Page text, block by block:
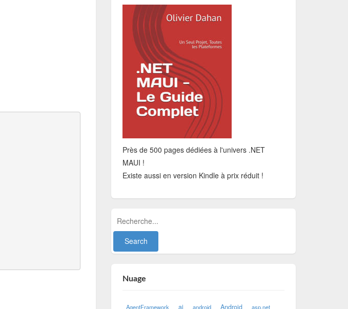
Près de 500 pages dédiées à l'univers .NET
MAUI !
Existe aussi en version Kindle à prix réduit !
Nuage
AgentFramework ai android Android asp.net